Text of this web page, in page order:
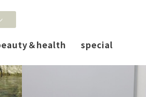
＆health special